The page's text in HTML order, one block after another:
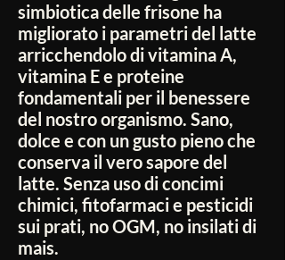
simbiotica delle frisone ha
migliorato i parametri del latte
arricchendolo di vitamina A,
vitamina E e proteine
fondamentali per il benessere
del nostro organismo. Sano,
dolce e con un gusto pieno che
conserva il vero sapore del
latte. Senza uso di concimi
chimici, fitofarmaci e pesticidi
sui prati, no OGM, no insilati di
mais.